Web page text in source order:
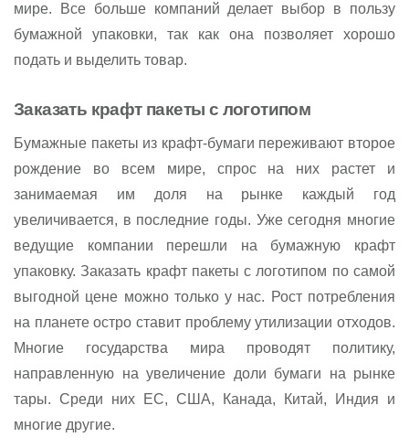
мире. Все больше компаний делает выбор в пользу
бумажной упаковки, так как она позволяет хорошо
подать и выделить товар.
Заказать крафт пакеты с логотипом
Бумажные пакеты из крафт-бумаги переживают второе
рождение во всем мире, спрос на них растет и
занимаемая им доля на рынке каждый год
увеличивается, в последние годы. Уже сегодня многие
ведущие компании перешли на бумажную крафт
упаковку. Заказать крафт пакеты с логотипом по самой
выгодной цене можно только у нас. Рост потребления
на планете остро ставит проблему утилизации отходов.
Многие государства мира проводят политику,
направленную на увеличение доли бумаги на рынке
тары. Среди них ЕС, США, Канада, Китай, Индия и
многие другие.